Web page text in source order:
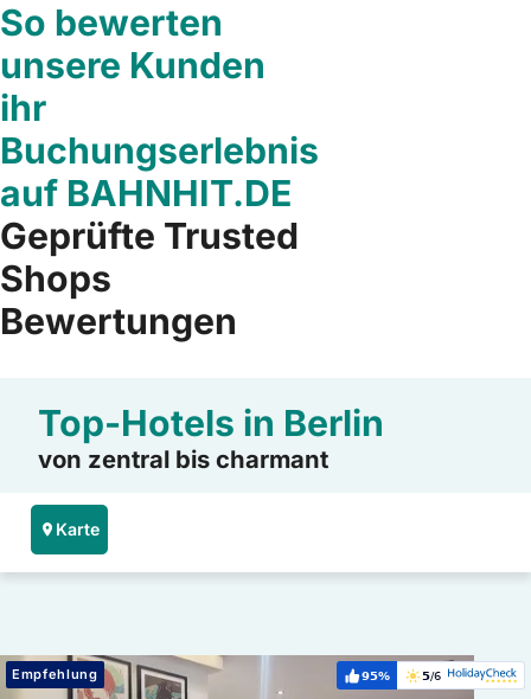
So bewerten
unsere Kunden
ihr
Buchungserlebnis
auf BAHNHIT.DE
Geprüfte Trusted
Shops
Bewertungen
Top-Hotels in Berlin
von zentral bis charmant
Karte
Empfehlung Weiterempfehlung:
95% Bewertung:
5/6
Hoteldetails: Garner Hotel BERLIN - MITTE by IHG